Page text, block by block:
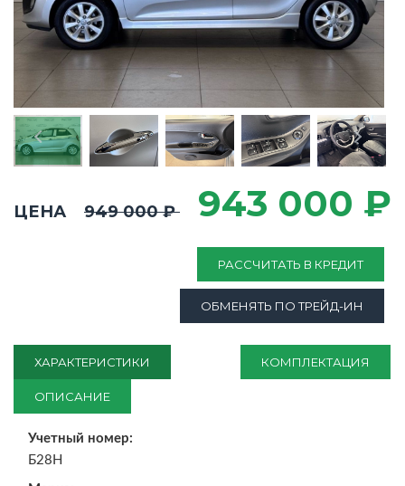
ХАРАКТЕРИСТИКИ КОМПЛЕКТАЦИЯ
ОПИСАНИЕ
Учетный номер:
Б28Н
ЦЕНА 949 000 ₽ 943 000 ₽
РАССЧИТАТЬ В КРЕДИТ
ОБМЕНЯТЬ ПО ТРЕЙД-ИН